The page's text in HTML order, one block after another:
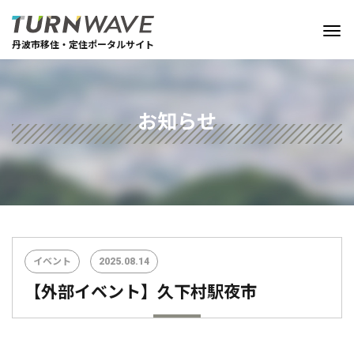
丹波市移住・定住ポータルサイト
お知らせ
イベント 2025.08.14
【外部イベント】久下村駅夜市